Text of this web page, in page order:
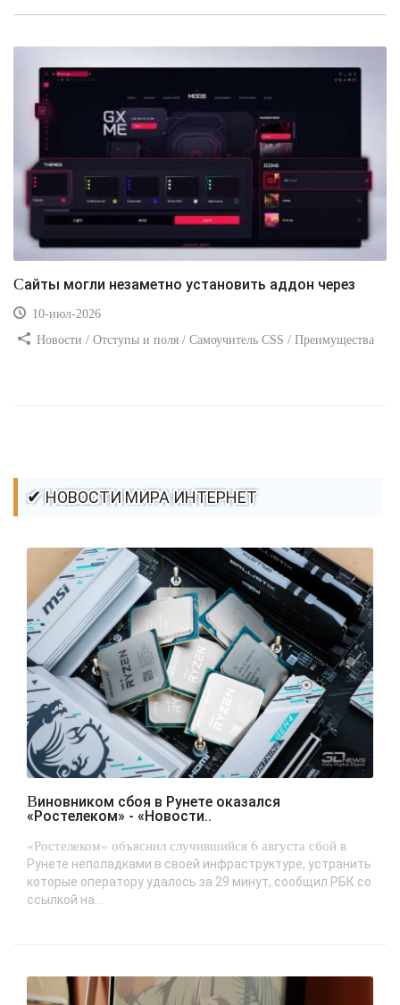
Сайты могли незаметно установить аддон через
10-июл-2026
Новости / Отступы и поля / Самоучитель CSS / Преимущества
✔ НОВОСТИ МИРА ИНТЕРНЕТ
Виновником сбоя в Рунете оказался
«Ростелеком» - «Новости..
«Ростелеком» объяснил случившийся 6 августа сбой в
Рунете неполадками в своей инфраструктуре, устранить
которые оператору удалось за 29 минут, сообщил РБК со
ссылкой на...